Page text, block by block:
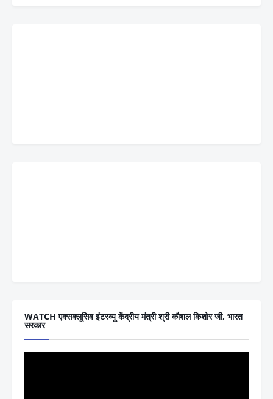
WATCH एक्सक्लूसिव इंटरव्यू केंद्रीय मंत्री श्री कौशल किशोर जी, भारत
सरकार